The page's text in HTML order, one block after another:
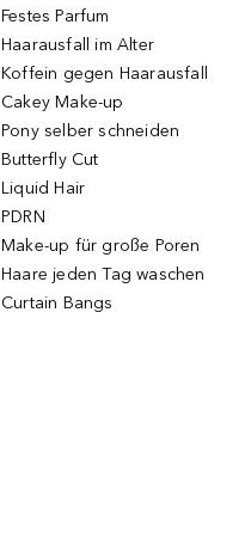
Festes Parfum
Haarausfall im Alter
Koffein gegen Haarausfall
Cakey Make-up
Pony selber schneiden
Butterfly Cut
Liquid Hair
PDRN
Make-up für große Poren
Haare jeden Tag waschen
Curtain Bangs